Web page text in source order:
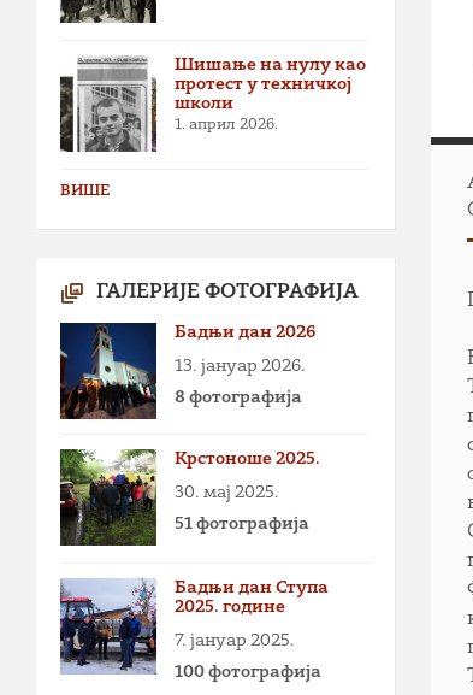
Шишање на нулу као
протест у техничкој
школи
1. април 2026.
ВИШЕ
ГАЛЕРИЈЕ ФОТОГРАФИЈА
Бадњи дан 2026
13. јануар 2026.
8 фотографија
Крстоноше 2025.
30. мај 2025.
51 фотографија
Бадњи дан Ступа
2025. године
7. јануар 2025.
100 фотографија